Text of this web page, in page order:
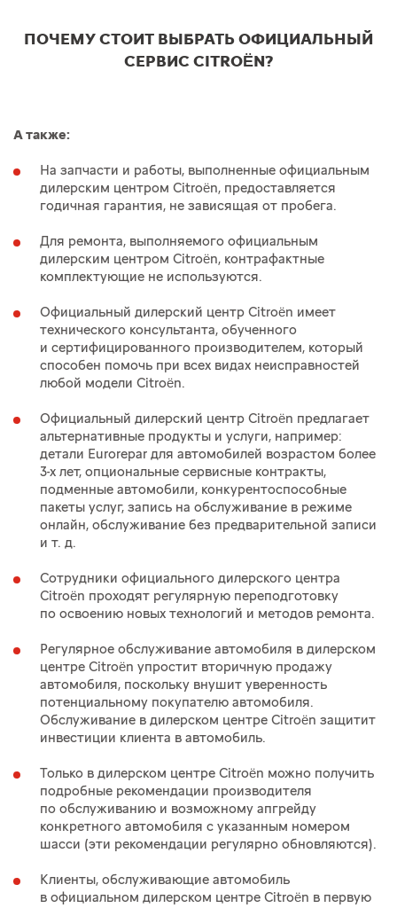
ПОЧЕМУ СТОИТ ВЫБРАТЬ ОФИЦИАЛЬНЫЙ
СЕРВИС CITROËN?
А также:
На запчасти и работы, выполненные официальным
дилерским центром Citroën, предоставляется
годичная гарантия, не зависящая от пробега.
Для ремонта, выполняемого официальным
дилерским центром Citroën, контрафактные
комплектующие не используются.
Официальный дилерский центр Citroën имеет
технического консультанта, обученного
и сертифицированного производителем, который
способен помочь при всех видах неисправностей
любой модели Citroën.
Официальный дилерский центр Citroën предлагает
альтернативные продукты и услуги, например:
детали Eurorepar для автомобилей возрастом более
3-х лет, опциональные сервисные контракты,
подменные автомобили, конкурентоспособные
пакеты услуг, запись на обслуживание в режиме
онлайн, обслуживание без предварительной записи
и т. д.
Сотрудники официального дилерского центра
Citroën проходят регулярную переподготовку
по освоению новых технологий и методов ремонта.
Регулярное обслуживание автомобиля в дилерском
центре Citroën упростит вторичную продажу
автомобиля, поскольку внушит уверенность
потенциальному покупателю автомобиля.
Обслуживание в дилерском центре Citroën защитит
инвестиции клиента в автомобиль.
Только в дилерском центре Citroën можно получить
подробные рекомендации производителя
по обслуживанию и возможному апгрейду
конкретного автомобиля с указанным номером
шасси (эти рекомендации регулярно обновляются).
Клиенты, обслуживающие автомобиль
в официальном дилерском центре Citroën в первую